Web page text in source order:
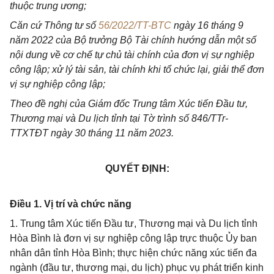
thuộc trung ương;
Căn cứ Thông tư số 56/2022/TT-BTC ngày 16 tháng 9
năm 2022 của Bộ trưởng Bộ Tài chính hướng dẫn một số
nội dung về cơ chế tự chủ tài chính của đơn vị sự nghiệp
công lập; xử lý tài sản, tài chính khi tổ chức lại, giải thể đơn
vị sự nghiệp công lập;
Theo đề nghị của Giám đốc Trung tâm Xúc tiến Đầu tư,
Thương mại và Du lịch tỉnh tại Tờ trình số 846/TTr-
TTXTĐT ngày 30 tháng 11 năm 2023.
QUYẾT ĐỊNH:
Điều 1. Vị trí và chức năng
1. Trung tâm Xúc tiến Đầu tư, Thương mại và Du lịch tỉnh
Hòa Bình là đơn vị sự nghiệp công lập trực thuộc Ủy ban
nhân dân tỉnh Hòa Bình; thực hiện chức năng xúc tiến đa
ngành (đầu tư, thương mại, du lịch) phục vụ phát triển kinh